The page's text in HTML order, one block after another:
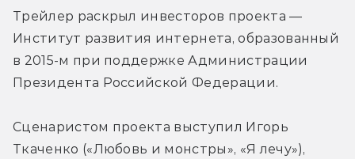
Трейлер раскрыл инвесторов проекта —
Институт развития интернета, образованный
в 2015-м при поддержке Администрации
Президента Российской Федерации.
Сценаристом проекта выступил Игорь
Ткаченко («Любовь и монстры», «Я лечу»),